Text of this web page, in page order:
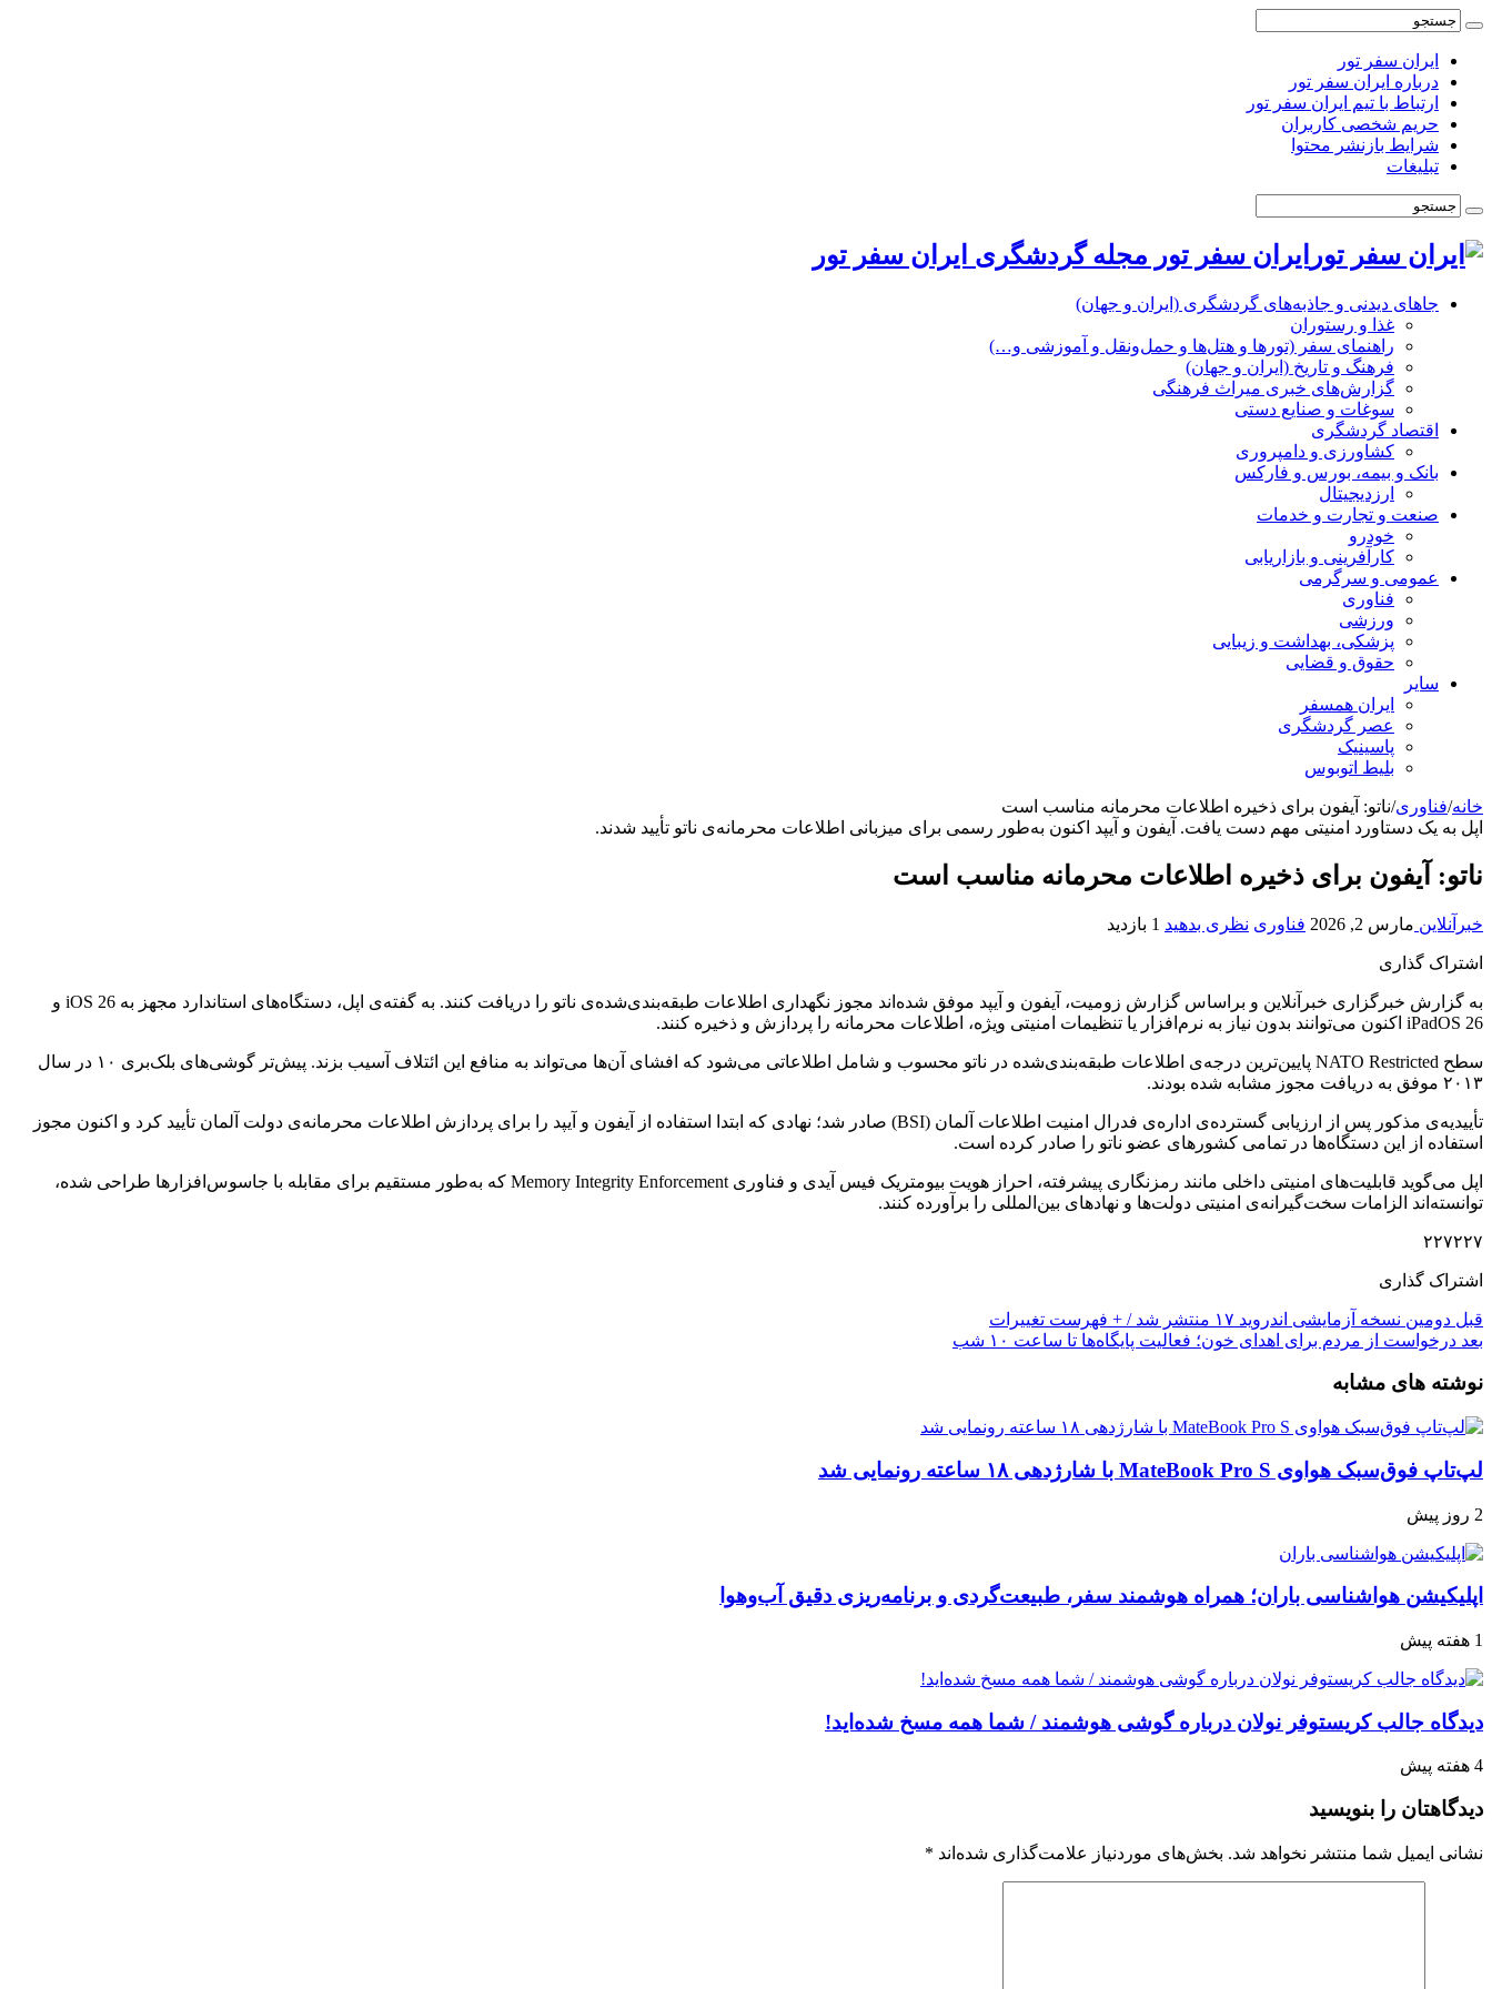
ایران سفر تور
درباره ایران سفر تور
ارتباط با تیم ایران سفر تور
حریم شخصی کاربران
شرایط بازنشر محتوا
تبلیغات
ایران سفر تور مجله گردشگری ایران سفر تور
جاهای دیدنی و جاذبه‌های گردشگری (ایران و جهان)
غذا و رستوران
راهنمای سفر (تورها و هتل‌ها و حمل‌و‌نقل و آموزشی و…)
فرهنگ و تاریخ (ایران و جهان)
گزارش‌های خبری میراث فرهنگی
سوغات و صنایع دستی
اقتصاد گردشگری
کشاورزی و دامپروری
بانک و بیمه، بورس و فارکس
ارزدیجیتال
صنعت و تجارت و خدمات
خودرو
کارآفرینی و بازاریابی
عمومی و سرگرمی
فناوری
ورزشی
پزشکی، بهداشت و زیبایی
حقوق و قضایی
سایر
ایران همسفر
عصر گردشگری
پاسینیک
بلیط اتوبوس
خانه/فناوری/ناتو: آیفون برای ذخیره اطلاعات محرمانه مناسب است
اپل به یک دستاورد امنیتی مهم دست یافت. آیفون و آیپد اکنون به‌طور رسمی برای میزبانی اطلاعات محرمانه‌ی ناتو تأیید شدند.
ناتو: آیفون برای ذخیره اطلاعات محرمانه مناسب است
خبرآنلاین مارس 2, 2026 فناوری نظری بدهید 1 بازدید
اشتراک گذاری
به گزارش خبرگزاری خبرآنلاین و براساس گزارش زومیت، آیفون و آیپد موفق شده‌اند مجوز نگهداری اطلاعات طبقه‌بندی‌شده‌ی ناتو را دریافت کنند. به گفته‌ی اپل، دستگاه‌های استاندارد مجهز به iOS 26 و
iPadOS 26 اکنون می‌توانند بدون نیاز به نرم‌افزار یا تنظیمات امنیتی ویژه، اطلاعات محرمانه را پردازش و ذخیره کنند.
سطح NATO Restricted پایین‌ترین درجه‌ی اطلاعات طبقه‌بندی‌شده در ناتو محسوب و شامل اطلاعاتی می‌شود که افشای آن‌ها می‌تواند به منافع این ائتلاف آسیب بزند. پیش‌تر گوشی‌های بلک‌بری ۱۰ در سال
۲۰۱۳ موفق به دریافت مجوز مشابه شده بودند.
تأییدیه‌ی مذکور پس از ارزیابی گسترده‌ی اداره‌ی فدرال امنیت اطلاعات آلمان (BSI) صادر شد؛ نهادی که ابتدا استفاده از آیفون و آیپد را برای پردازش اطلاعات محرمانه‌ی دولت آلمان تأیید کرد و اکنون مجوز
استفاده از این دستگاه‌ها در تمامی کشورهای عضو ناتو را صادر کرده است.
اپل می‌گوید قابلیت‌های امنیتی داخلی مانند رمزنگاری پیشرفته، احراز هویت بیومتریک فیس آیدی و فناوری Memory Integrity Enforcement که به‌طور مستقیم برای مقابله با جاسوس‌افزارها طراحی شده،
توانسته‌اند الزامات سخت‌گیرانه‌ی امنیتی دولت‌ها و نهادهای بین‌المللی را برآورده کنند.
۲۲۷۲۲۷
اشتراک گذاری
قبل دومین نسخه آزمایشی اندروید ۱۷ منتشر شد / + فهرست تغییرات
بعد درخواست از مردم برای اهدای خون؛ فعالیت پایگاه‌ها تا ساعت ۱۰ شب
نوشته های مشابه
لپ‌تاپ فوق‌سبک هواوی MateBook Pro S با شارژدهی ۱۸ ساعته رونمایی شد
2 روز پیش
اپلیکیشن هواشناسی باران؛ همراه هوشمند سفر، طبیعت‌گردی و برنامه‌ریزی دقیق آب‌وهوا
1 هفته پیش
دیدگاه جالب کریستوفر نولان درباره گوشی هوشمند / شما همه مسخ‌ شده‌اید!
4 هفته پیش
دیدگاهتان را بنویسید
نشانی ایمیل شما منتشر نخواهد شد. بخش‌های موردنیاز علامت‌گذاری شده‌اند *